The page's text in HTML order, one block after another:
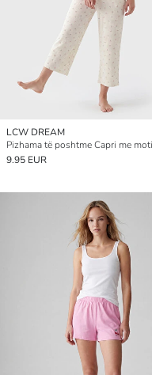
LCW DREAM
9.95 EUR